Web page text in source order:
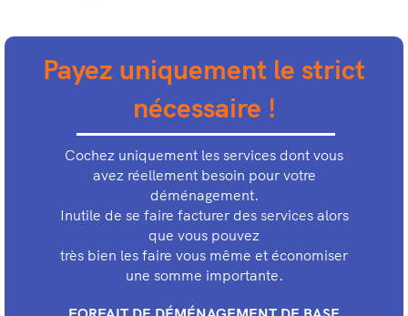
Payez uniquement le strict
nécessaire !
Cochez uniquement les services dont vous
avez réellement besoin pour votre
déménagement.
Inutile de se faire facturer des services alors
que vous pouvez
très bien les faire vous même et économiser
une somme importante.